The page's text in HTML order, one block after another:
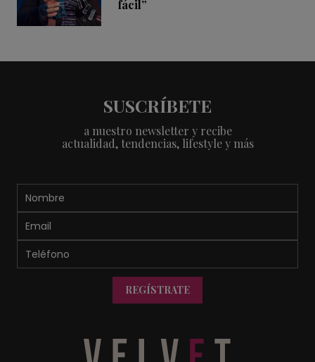
fácil”
SUSCRÍBETE
a nuestro newsletter y recibe
actualidad, tendencias, lifestyle y más
REGÍSTRATE